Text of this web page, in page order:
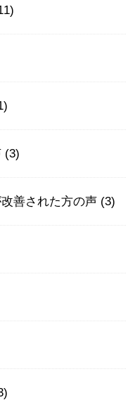
(3)
善された方の声 (3)